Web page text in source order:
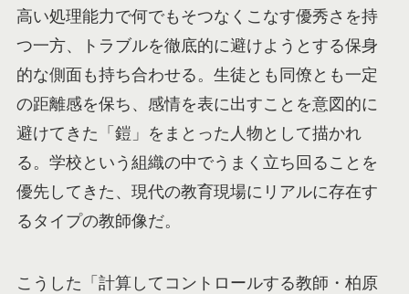
高い処理能力で何でもそつなくこなす優秀さを持
つ一方、トラブルを徹底的に避けようとする保身
的な側面も持ち合わせる。生徒とも同僚とも一定
の距離感を保ち、感情を表に出すことを意図的に
避けてきた「鎧」をまとった人物として描かれ
る。学校という組織の中でうまく立ち回ることを
優先してきた、現代の教育現場にリアルに存在す
るタイプの教師像だ。
こうした「計算してコントロールする教師・柏原